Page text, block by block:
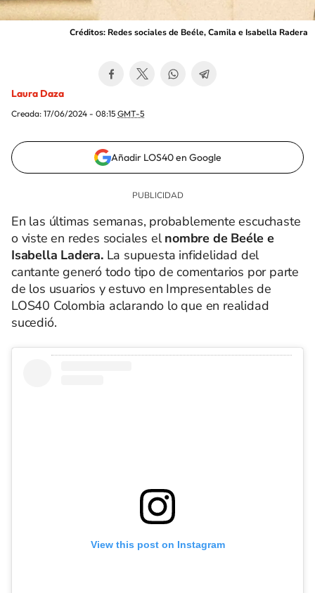
Créditos: Redes sociales de Beéle, Camila e Isabella Radera
Laura Daza
Creada: 17/06/2024 - 08:15 GMT-5
Añadir LOS40 en Google
En las últimas semanas, probablemente escuchaste
o viste en redes sociales elnombre de Beéle e
Isabella Ladera. La supuesta infidelidad del
cantante generó todo tipo de comentarios por parte
de los usuarios y estuvo en Impresentables de
LOS40 Colombia aclarando lo que en realidad
sucedió.
View this post on Instagram